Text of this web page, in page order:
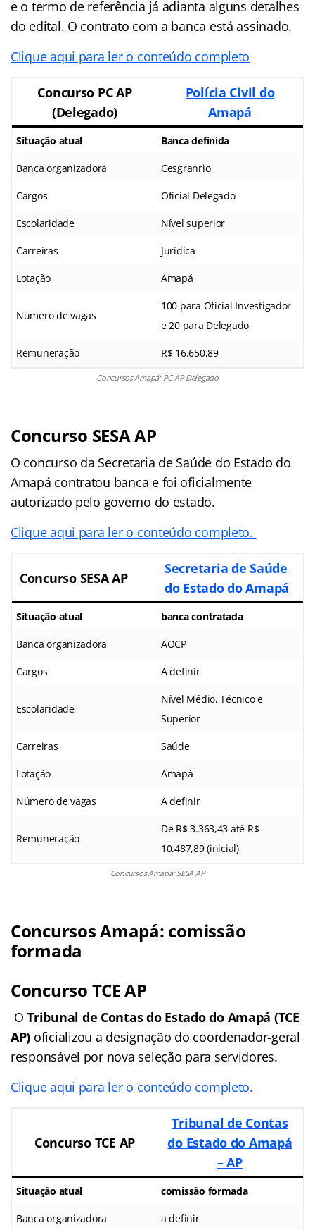
e o termo de referência já adianta alguns detalhes
do edital. O contrato com a banca está assinado.
Clique aqui para ler o conteúdo completo
Concurso PC AP
(Delegado)
Polícia Civil do
Amapá
Situação atual Banca definida
Banca organizadora Cesgranrio
Cargos Oficial Delegado
Escolaridade Nível superior
Carreiras Jurídica
Lotação Amapá
Número de vagas
100 para Oficial Investigador
e 20 para Delegado
Remuneração R$ 16.650,89
Concursos Amapá: PC AP Delegado
Concurso SESA AP
O concurso da Secretaria de Saúde do Estado do
Amapá contratou banca e foi oficialmente
autorizado pelo governo do estado.
Clique aqui para ler o conteúdo completo.
Concurso SESA AP
Secretaria de Saúde
do Estado do Amapá
Situação atual banca contratada
Banca organizadora AOCP
Cargos A definir
Escolaridade
Nível Médio, Técnico e
Superior
Carreiras Saúde
Lotação Amapá
Número de vagas A definir
Remuneração
De R$ 3.363,43 até R$
10.487,89 (inicial)
Concursos Amapá: SESA AP
Concursos Amapá: comissão
formada
Concurso TCE AP
OTribunal de Contas do Estado do Amapá (TCE
AP) oficializou a designação do coordenador-geral
responsável por nova seleção para servidores.
Clique aqui para ler o conteúdo completo.
Concurso TCE AP
Tribunal de Contas
do Estado do Amapá
– AP
Situação atual comissão formada
Banca organizadora a definir